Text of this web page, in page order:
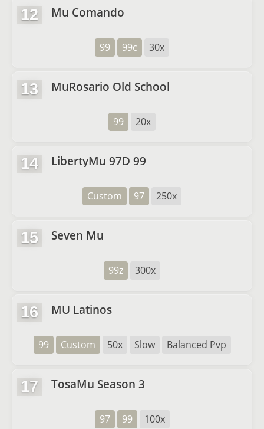
12 Mu Comando
99 99c 30x
13 MuRosario Old School
99 20x
14 LibertyMu 97D 99
Custom 97 250x
15 Seven Mu
99z 300x
16 MU Latinos
99 Custom 50x Slow Balanced Pvp
17 TosaMu Season 3
97 99 100x